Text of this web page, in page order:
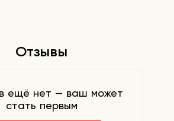
Отзывы
ещё нет — ваш может
стать первым